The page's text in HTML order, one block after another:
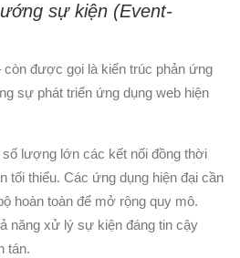
sự kiện (Event-
được gọi là kiến ​​trúc phản ứng
sự phát triển ứng dụng web hiện
lượng lớn các kết nối đồng thời
tối thiểu. Các ứng dụng hiện đại cần
hoàn toàn để mở rộng quy mô.
năng xử lý sự kiện đáng tin cậy
tán.